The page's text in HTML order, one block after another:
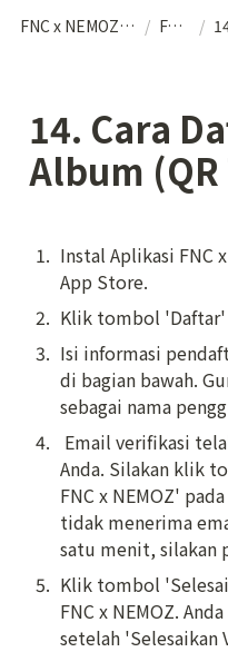
FNC x NEMOZ (IND) / FAQs /
14. Cara
Album (QR
1. Instal Aplikasi FNC
App Store.
2. Klik tombol 'Daftar'
3. Isi informasi
di bagian bawah.
sebagai nama
4.
Anda. Silakan klik
FNC x NEMOZ'
tidak menerima
satu menit, silakan
5. Klik tombol
FNC x NEMOZ.
setelah 'Selesaikan